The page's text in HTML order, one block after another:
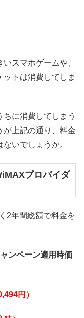
スマホゲームや、
トは消費してしま
に消費してしまう
が上記の通り、料金
いでしょうか。
プロバイダ
2年間総額で料金を
ンペーン適用時価
円）